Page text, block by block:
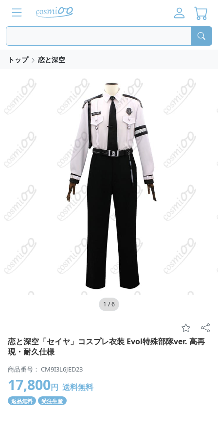
トップ 恋と深空
1 /6
恋と深空「セイヤ」コスプレ衣装 Evol特殊部隊ver. 高再
現・耐久仕様
商品番号： CM9I3L6JED23
17,800円 送料無料
返品無料 受注生産